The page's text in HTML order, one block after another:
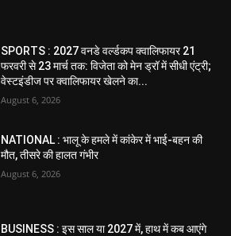
SPORTS : 2027 वनडे वर्ल्डकप क्वालिफायर 21
फरवरी से 23 मार्च तक: विजेता को मेन ड्रॉ में सीधी एंट्री;
वेस्टइंडीज पर क्वालिफायर खेलने का...
August 6, 2026
NATIONAL : भालू के हमले में कांकेर में भाई-बहन की
मौत, तीसरे की हालत गंभीर
August 6, 2026
BUSINESS : इस साल या 2027 में, हाथ में कब आएंगे